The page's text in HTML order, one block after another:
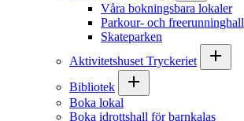
Våra bokningsbara lokaler
Parkour- och freerunninghall
Skateparken
Aktivitetshuset Tryckeriet
Bibliotek
Boka lokal
Boka idrottshall för barnkalas